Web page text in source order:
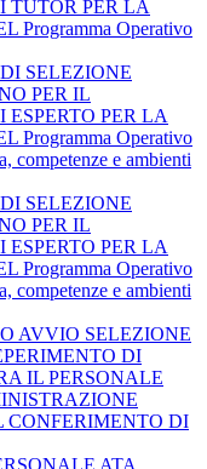
TUTOR PER LA
Programma Operativo
SELEZIONE
PER IL
PER LA
Programma Operativo
competenze e ambienti
SELEZIONE
PER IL
PER LA
Programma Operativo
competenze e ambienti
AVVIO SELEZIONE
DI
IL PERSONALE
CONFERIMENTO DI